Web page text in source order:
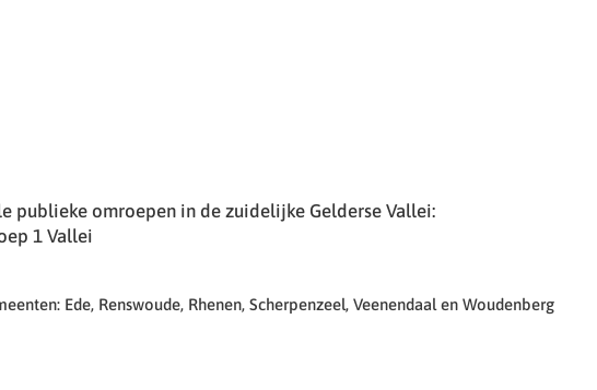
publieke omroepen in de zuidelijke Gelderse Vallei:
1 Vallei
Ede, Renswoude, Rhenen, Scherpenzeel, Veenendaal en Woudenberg